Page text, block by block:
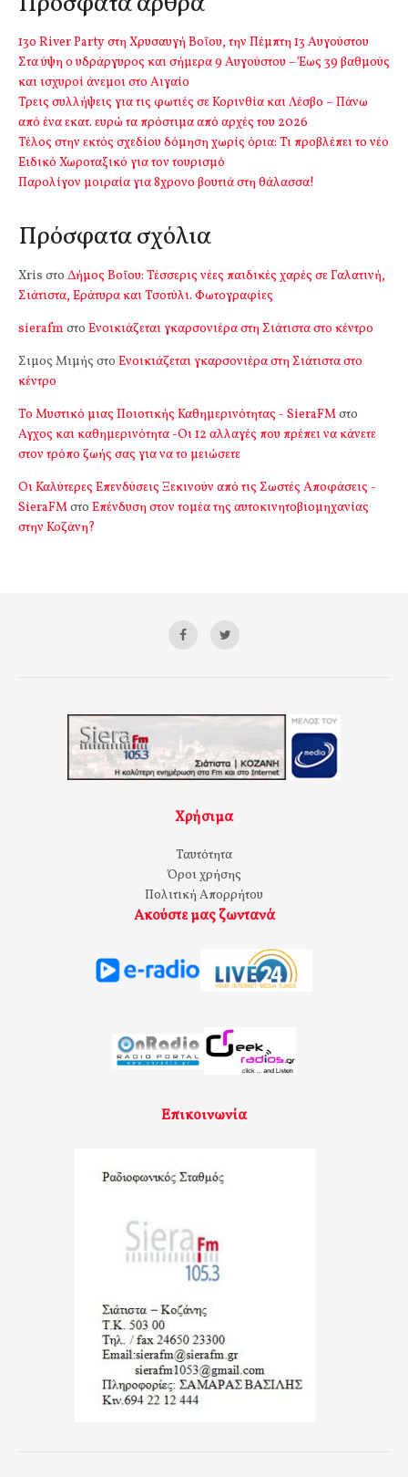
13o River Party στη Χρυσαυγή Βοΐου, την Πέμπτη 13 Αυγούστου
Στα ύψη ο υδράργυρος και σήμερα 9 Αυγούστου – Έως 39 βαθμούς
και ισχυροί άνεμοι στο Αιγαίο
Τρεις συλλήψεις για τις φωτιές σε Κορινθία και Λέσβο – Πάνω
από ένα εκατ. ευρώ τα πρόστιμα από αρχές του 2026
Τέλος στην εκτός σχεδίου δόμηση χωρίς όρια: Τι προβλέπει το νέο
Ειδικό Χωροταξικό για τον τουρισμό
Παρολίγον μοιραία για 8χρονο βουτιά στη θάλασσα!
Πρόσφατα σχόλια
Xris στο Δήμος Βοΐου: Τέσσερις νέες παιδικές χαρές σε Γαλατινή,
Σιάτιστα, Εράτυρα και Τσοτύλι. Φωτογραφίες
sierafm στο Ενοικιάζεται γκαρσονιέρα στη Σιάτιστα στο κέντρο
Σιμος Μιμής στο Ενοικιάζεται γκαρσονιέρα στη Σιάτιστα στο
κέντρο
Το Μυστικό μιας Ποιοτικής Καθημερινότητας - SieraFMστο
Αγχος και καθημερινότητα -Οι 12 αλλαγές που πρέπει να κάνετε
στον τρόπο ζωής σας για να το μειώσετε
Οι Καλύτερες Επενδύσεις Ξεκινούν από τις Σωστές Αποφάσεις -
SieraFMστο Επένδυση στον τομέα της αυτοκινητοβιομηχανίας
στην Κοζάνη?
Χρήσιμα
Ταυτότητα
Όροι χρήσης
Πολιτική Απορρήτου
Ακούστε μας ζωντανά
Επικοινωνία